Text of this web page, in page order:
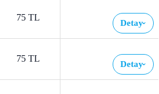
75 TL
Detay›
75 TL
Detay›